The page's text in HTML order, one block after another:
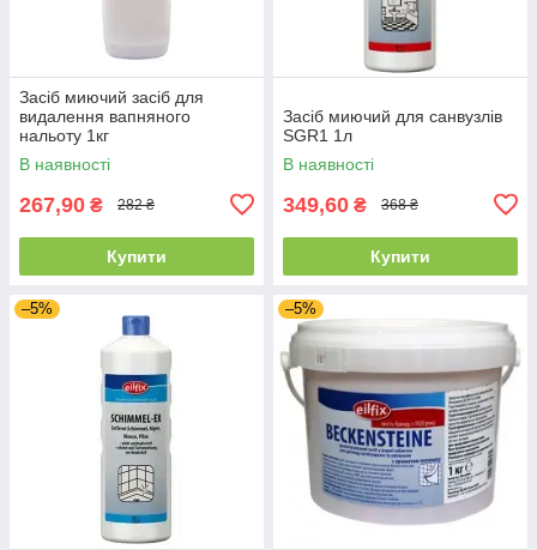
Засіб миючий засіб для
видалення вапняного
нальоту 1кг
В наявності
267,90 ₴ 282 ₴
Купити
Засіб миючий для санвузлів
SGR1 1л
В наявності
349,60 ₴ 368 ₴
Купити
–5% –5%